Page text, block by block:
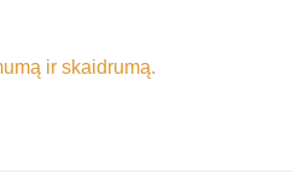
ir skaidrumą.